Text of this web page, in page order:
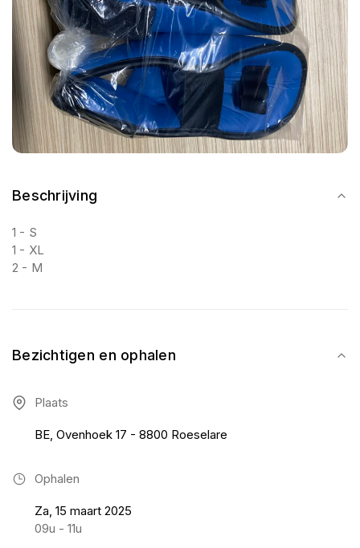
Beschrijving
1 - S
1 - XL
2 - M
Bezichtigen en ophalen
Plaats
BE, Ovenhoek 17 - 8800 Roeselare
Ophalen
Za, 15 maart 2025
09u - 11u